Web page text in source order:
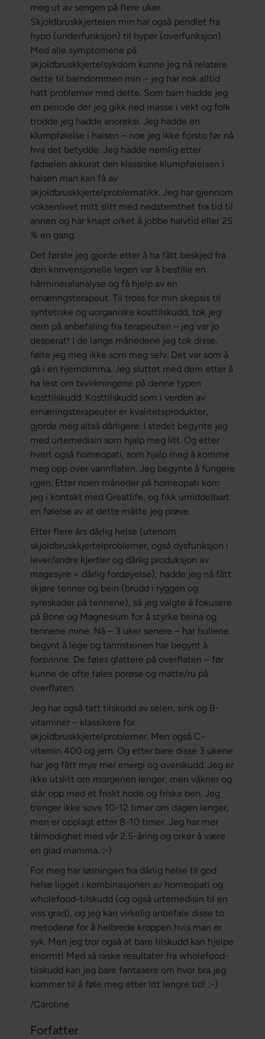
meg ut av sengen på flere uker.
Skjoldbruskkjertelen min har også pendlet fra
hypo (underfunksjon) til hyper (overfunksjon).
Med alle symptomene på
skjoldbruskkjertelsykdom kunne jeg nå relatere
dette til barndommen min – jeg har nok alltid
hatt problemer med dette. Som barn hadde jeg
en periode der jeg gikk ned masse i vekt og folk
trodde jeg hadde anoreksi. Jeg hadde en
klumpfølelse i halsen – noe jeg ikke forsto før nå
hva det betydde. Jeg hadde nemlig etter
fødselen akkurat den klassiske klumpfølelsen i
halsen man kan få av
skjoldbruskkjertelproblematikk. Jeg har gjennom
voksenlivet mitt slitt med nedstemthet fra tid til
annen og har knapt orket å jobbe halvtid eller 25
% en gang.
Det første jeg gjorde etter å ha fått beskjed fra
den konvensjonelle legen var å bestille en
hårmineralanalyse og få hjelp av en
ernæringsterapeut. Til tross for min skepsis til
syntetiske og uorganiske kosttilskudd, tok jeg
dem på anbefaling fra terapeuten – jeg var jo
desperat! I de lange månedene jeg tok disse,
følte jeg meg ikke som meg selv. Det var som å
gå i en hjerndimma. Jeg sluttet med dem etter å
ha lest om bivirkningene på denne typen
kosttilskudd. Kosttilskudd som i verden av
ernæringsterapeuter er kvalitetsprodukter,
gjorde meg altså dårligere. I stedet begynte jeg
med urtemedisin som hjalp meg litt. Og etter
hvert også homeopati, som hjalp meg å komme
meg opp over vannflaten. Jeg begynte å fungere
igjen. Etter noen måneder på homeopati kom
jeg i kontakt med Greatlife, og fikk umiddelbart
en følelse av at dette måtte jeg prøve.
Etter flere års dårlig helse (utenom
skjoldbruskkjertelproblemer, også dysfunksjon i
lever/andre kjertler og dårlig produksjon av
magesyre = dårlig fordøyelse), hadde jeg nå fått
skjøre tenner og bein (brudd i ryggen og
syreskader på tennene), så jeg valgte å fokusere
på Bone og Magnesium for å styrke beina og
tennene mine. Nå – 3 uker senere – har hullene
begynt å lege og tannsteinen har begynt å
forsvinne. De føles glattere på overflaten – før
kunne de ofte føles porøse og matte/ru på
overflaten.
Jeg har også tatt tilskudd av selen, sink og B-
vitaminer – klassikere for
skjoldbruskkjertelproblemer. Men også C-
vitamin 400 og jern. Og etter bare disse 3 ukene
har jeg fått mye mer energi og overskudd. Jeg er
ikke utslitt om morgenen lenger, men våkner og
står opp med et friskt hode og friske ben. Jeg
trenger ikke sove 10-12 timer om dagen lenger,
men er opplagt etter 8-10 timer. Jeg har mer
tålmodighet med vår 2,5-åring og orker å være
en glad mamma. :-)
For meg har løsningen fra dårlig helse til god
helse ligget i kombinasjonen av homeopati og
wholefood-tilskudd (og også urtemedisin til en
viss grad), og jeg kan virkelig anbefale disse to
metodene for å helbrede kroppen hvis man er
syk. Men jeg tror også at bare tilskudd kan hjelpe
enormt! Med så raske resultater fra wholefood-
tilskudd kan jeg bare fantasere om hvor bra jeg
kommer til å føle meg etter litt lengre tid! :-)
/Caroline
Forfatter